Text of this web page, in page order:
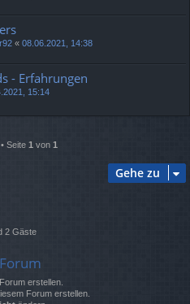
« 08.06.2021, 14:38
- Erfahrungen
15:14
Seite 1 von 1
Gehe zu
2 Gäste
erstellen.
Forum erstellen.